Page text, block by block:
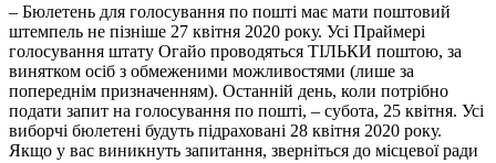
– Бюлетень для голосування по пошті має мати поштовий
штемпель не пізніше 27 квітня 2020 року. Усі Праймері
голосування штату Огайо проводяться ТІЛЬКИ поштою, за
винятком осіб з обмеженими можливостями (лише за
попереднім призначенням). Останній день, коли потрібно
подати запит на голосування по пошті, – субота, 25 квітня. Усі
виборчі бюлетені будуть підраховані 28 квітня 2020 року.
Якщо у вас виникнуть запитання, зверніться до місцевої ради